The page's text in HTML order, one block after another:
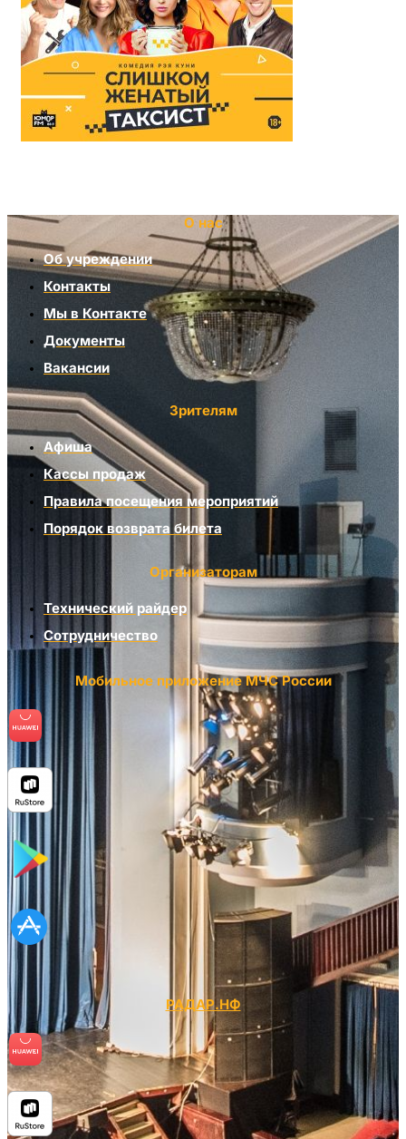
О нас
Об учреждении
Контакты
Мы в Контакте
Документы
Вакансии
Зрителям
Афиша
Кассы продаж
Правила посещения мероприятий
Порядок возврата билета
Организаторам
Технический райдер
Сотрудничество
Мобильное приложение МЧС России
РАДАР.НФ